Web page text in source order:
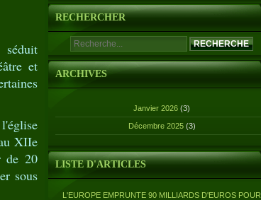
séduit
et
XIIe
de 20
sous
RECHERCHER
ARCHIVES
Janvier 2026 (3)
Décembre 2025 (3)
LISTE D'ARTICLES
L'EUROPE EMPRUNTE 90 MILLIARDS D'EUROS POUR